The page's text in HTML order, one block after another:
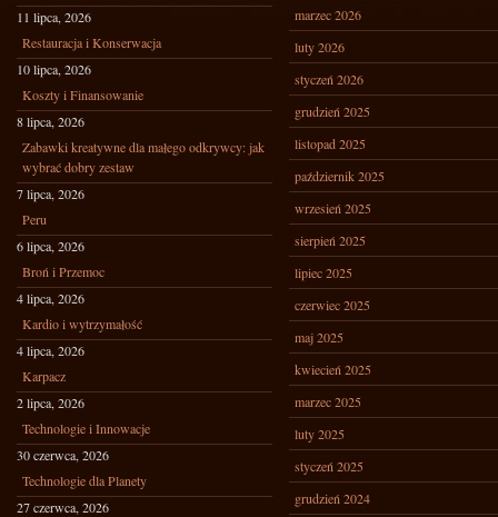
11 lipca, 2026
Restauracja i Konserwacja
10 lipca, 2026
Koszty i Finansowanie
8 lipca, 2026
Zabawki kreatywne dla małego odkrywcy: jak
wybrać dobry zestaw
7 lipca, 2026
Peru
6 lipca, 2026
Broń i Przemoc
4 lipca, 2026
Kardio i wytrzymałość
4 lipca, 2026
Karpacz
2 lipca, 2026
Technologie i Innowacje
30 czerwca, 2026
Technologie dla Planety
27 czerwca, 2026
marzec 2026
luty 2026
styczeń 2026
grudzień 2025
listopad 2025
październik 2025
wrzesień 2025
sierpień 2025
lipiec 2025
czerwiec 2025
maj 2025
kwiecień 2025
marzec 2025
luty 2025
styczeń 2025
grudzień 2024